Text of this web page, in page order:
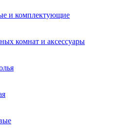
и комплектующие
комнат и аксессуары